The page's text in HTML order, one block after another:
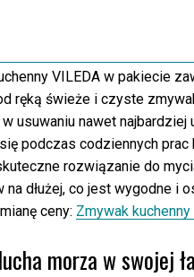
VILEDA w pakiecie
ręką świeże i czyste
usuwaniu nawet
podczas codziennych
rozwiązanie do
na dłużej, co jest wygodne i
ceny: Zmywak
morza w swojej